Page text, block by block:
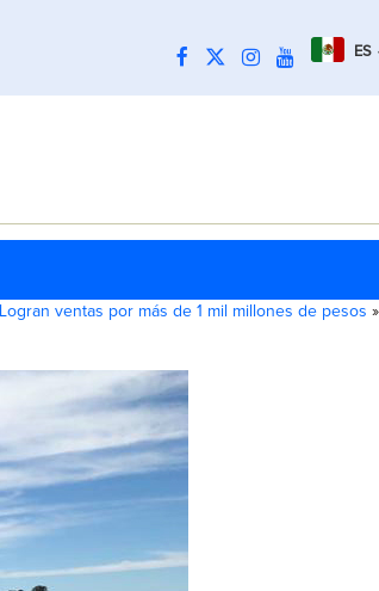
ES
Logran ventas por más de 1 mil millones de pesos »